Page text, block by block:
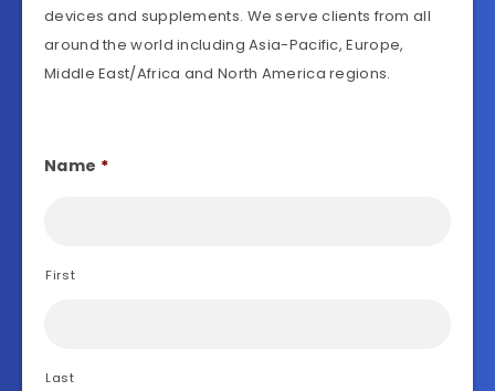
devices and supplements. We serve clients from all
around the world including Asia-Pacific, Europe,
Middle East/Africa and North America regions.
Name *
First
Last